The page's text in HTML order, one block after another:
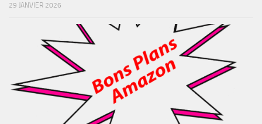
29 JANVIER 2026